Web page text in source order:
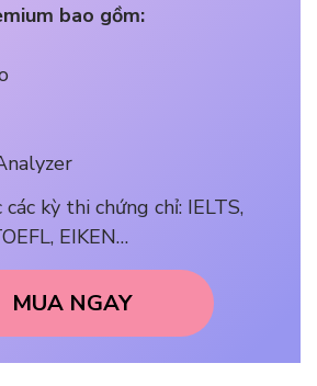
bao gồm:
các kỳ thi chứng chỉ: IELTS,
EIKEN…
MUA NGAY